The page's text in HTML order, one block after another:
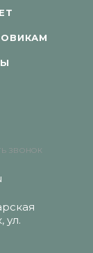
ЗВОНОК
ул.